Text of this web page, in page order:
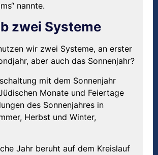
nannte.
zwei Systeme
wir zwei Systeme, an erster
aber auch das Sonnenjahr?
mit dem Sonnenjahr
Monate und Feiertage
des Sonnenjahres in
Herbst und Winter,
Jahr beruht auf dem Kreislauf